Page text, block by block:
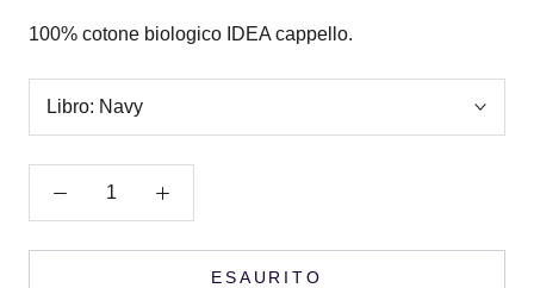
100% cotone biologico IDEA cappello.
Libro: Navy
ESAURITO